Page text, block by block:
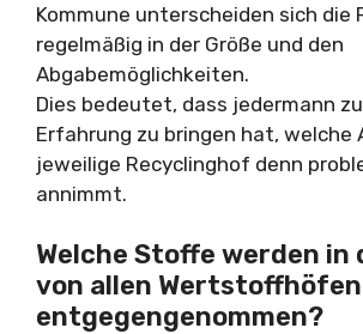
Kommune unterscheiden sich die
regelmäßig in der Größe und den
Abgabemöglichkeiten.
Dies bedeutet, dass jedermann
Erfahrung zu bringen hat, welche
jeweilige Recyclinghof denn
annimmt.
Welche Stoffe werden in
von allen Wertstoffhöfen
entgegengenommen?